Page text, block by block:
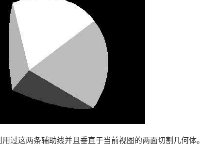
过这两条辅助线并且垂直于当前视图的两面切割几何体。